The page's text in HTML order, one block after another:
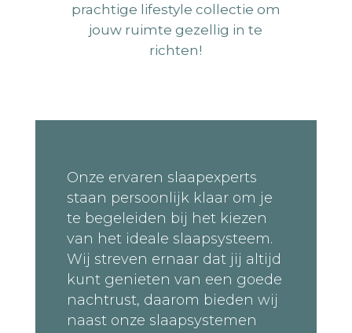
prachtige lifestyle collectie om
jouw ruimte gezellig in te
richten!
Onze ervaren slaapexperts
staan persoonlijk klaar om je
te begeleiden bij het kiezen
van het ideale slaapsysteem.
Wij streven ernaar dat jij altijd
kunt genieten van een goede
nachtrust, daarom bieden wij
naast onze slaapsystemen